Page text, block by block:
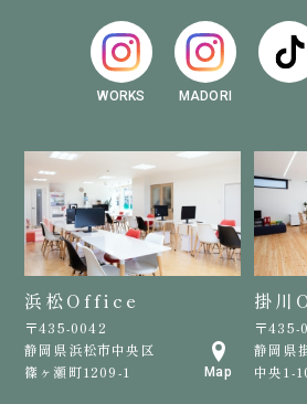
WORKS MADORI
浜松Office
〒435-0042
静岡県浜松市中央区
篠ヶ瀬町1209-1
Map
掛
〒435-
静岡県
中央1-